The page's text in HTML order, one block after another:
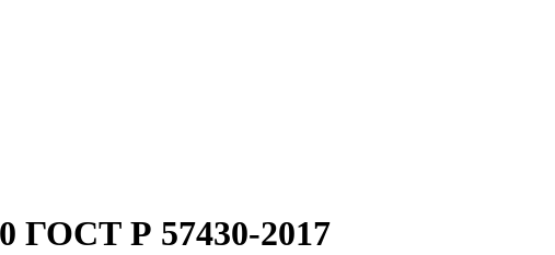
Р 57430-2017